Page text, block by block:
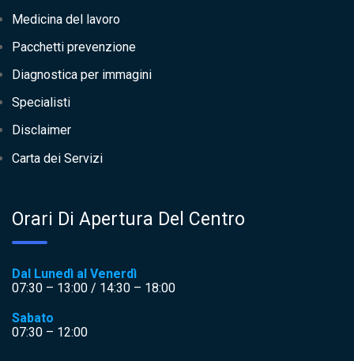
Medicina del lavoro
Pacchetti prevenzione
Diagnostica per immagini
Specialisti
Disclaimer
Carta dei Servizi
Orari Di Apertura Del Centro
Dal Lunedì al Venerdì
07:30 – 13:00 / 14:30 – 18:00
Sabato
07:30 – 12:00